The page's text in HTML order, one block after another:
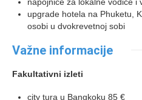
upgrade hotela na Phuketu,
osobi u dvokrevetnoj sobi
Važne informacije
Fakultativni izleti
city tura u Bangkoku 85 €